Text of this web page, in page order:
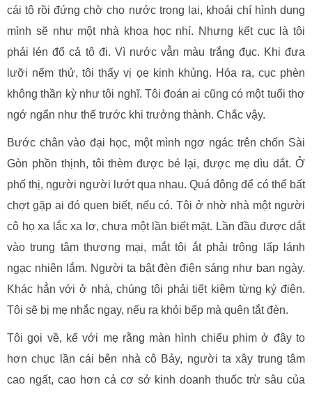
cái tô rồi đứng chờ cho nước trong lại, khoái chí hình dung
mình sẽ như một nhà khoa học nhí. Nhưng kết cục là tôi
phải lén đổ cả tô đi. Vì nước vẫn màu trắng đục. Khi đưa
lưỡi nếm thử, tôi thấy vị ọe kinh khủng. Hóa ra, cục phèn
không thần kỳ như tôi nghĩ. Tôi đoán ai cũng có một tuổi thơ
ngớ ngẩn như thế trước khi trưởng thành. Chắc vậy.
Bước chân vào đại học, một mình ngơ ngác trên chốn Sài
Gòn phồn thịnh, tôi thèm được bé lại, được mẹ dìu dắt. Ở
phố thị, người người lướt qua nhau. Quá đông để có thể bất
chợt gặp ai đó quen biết, nếu có. Tôi ở nhờ nhà một người
cô họ xa lắc xa lơ, chưa một lần biết mặt. Lần đầu được dắt
vào trung tâm thương mại, mắt tôi ắt phải trông lấp lánh
ngạc nhiên lắm. Người ta bật đèn điện sáng như ban ngày.
Khác hẳn với ở nhà, chúng tôi phải tiết kiệm từng ký điện.
Tôi sẽ bị mẹ nhắc ngay, nếu ra khỏi bếp mà quên tắt đèn.
Tôi gọi về, kể với mẹ rằng màn hình chiếu phim ở đây to
hơn chục lần cái bên nhà cô Bảy, người ta xây trung tâm
cao ngất, cao hơn cả cơ sở kinh doanh thuốc trừ sâu của